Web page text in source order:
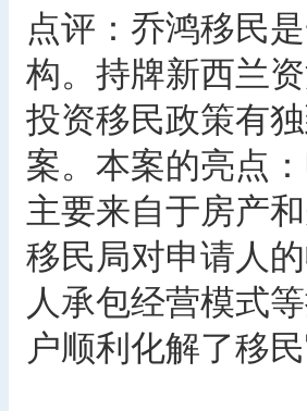
点评：乔鸿移民
构。持牌新西兰
投资移民政策有
案。本案的亮点
主要来自于房产
移民局对申请人
人承包经营模式
户顺利化解了移